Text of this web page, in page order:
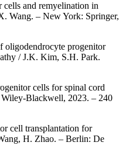
cells and remyelination in
Wang. – New York: Springer,
oligodendrocyte progenitor
/ J.K. Kim, S.H. Park.
cells for spinal cord
Blackwell, 2023. – 240
cell transplantation for
H. Zhao. – Berlin: De